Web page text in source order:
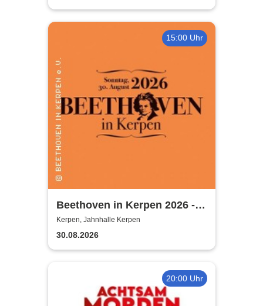
15:00 Uhr
Beethoven in Kerpen 2026 -
Sommerkonzerte 2026
Kerpen, Jahnhalle Kerpen
30.08.2026
20:00 Uhr